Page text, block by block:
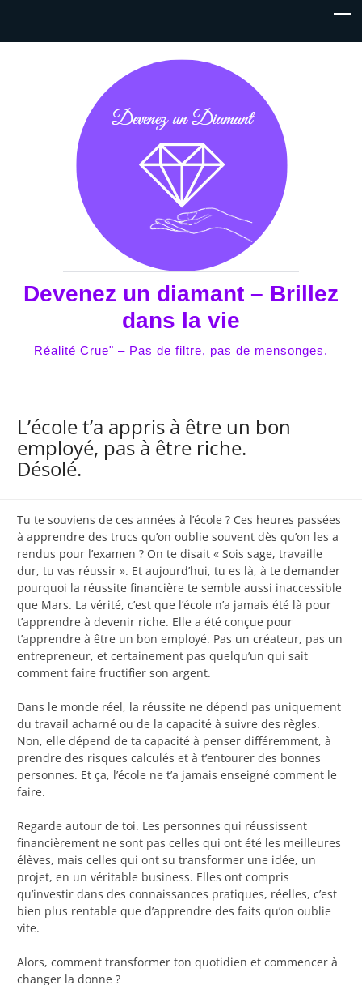
Devenez un diamant – Brillez
dans la vie
Réalité Crue" – Pas de filtre, pas de mensonges.
L’école t’a appris à être un bon
employé, pas à être riche.
Désolé.
Tu te souviens de ces années à l’école ? Ces heures passées
à apprendre des trucs qu’on oublie souvent dès qu’on les a
rendus pour l’examen ? On te disait « Sois sage, travaille
dur, tu vas réussir ». Et aujourd’hui, tu es là, à te demander
pourquoi la réussite financière te semble aussi inaccessible
que Mars. La vérité, c’est que l’école n’a jamais été là pour
t’apprendre à devenir riche. Elle a été conçue pour
t’apprendre à être un bon employé. Pas un créateur, pas un
entrepreneur, et certainement pas quelqu’un qui sait
comment faire fructifier son argent.
Dans le monde réel, la réussite ne dépend pas uniquement
du travail acharné ou de la capacité à suivre des règles.
Non, elle dépend de ta capacité à penser différemment, à
prendre des risques calculés et à t’entourer des bonnes
personnes. Et ça, l’école ne t’a jamais enseigné comment le
faire.
Regarde autour de toi. Les personnes qui réussissent
financièrement ne sont pas celles qui ont été les meilleures
élèves, mais celles qui ont su transformer une idée, un
projet, en un véritable business. Elles ont compris
qu’investir dans des connaissances pratiques, réelles, c’est
bien plus rentable que d’apprendre des faits qu’on oublie
vite.
Alors, comment transformer ton quotidien et commencer à
changer la donne ?